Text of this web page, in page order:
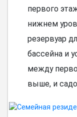
первого
нижнем
резервуар
бассейна и
между
выше, и